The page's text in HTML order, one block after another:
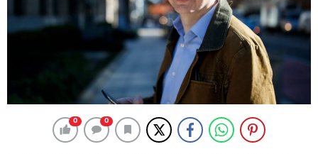
0 0